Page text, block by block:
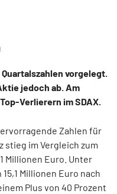
vorgelegt.
jedoch ab. Am
Verlierern im SDAX.
Zahlen für
stieg im Vergleich zum
Millionen Euro. Unter
Millionen Euro nach
Plus von 40 Prozent